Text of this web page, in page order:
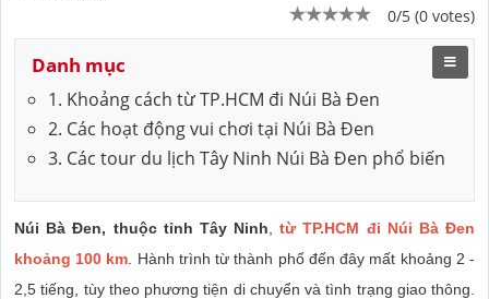
0/5 (0 votes)
Danh mục
1. Khoảng cách từ TP.HCM đi Núi Bà Đen
2. Các hoạt động vui chơi tại Núi Bà Đen
3. Các tour du lịch Tây Ninh Núi Bà Đen phổ biến
Núi Bà Đen, thuộc tỉnh Tây Ninh ,từ TP.HCM đi Núi Bà Đen
khoảng 100 km . Hành trình từ thành phố đến đây mất khoảng 2 -
2,5 tiếng, tùy theo phương tiện di chuyển và tình trạng giao thông.